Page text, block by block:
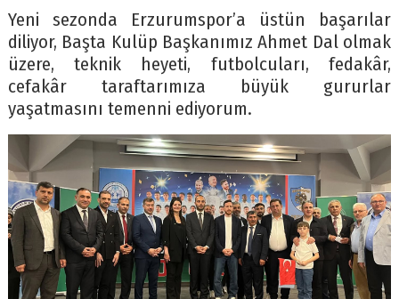
Yeni sezonda Erzurumspor’a üstün başarılar
diliyor, Başta Kulüp Başkanımız Ahmet Dal olmak
üzere, teknik heyeti, futbolcuları, fedakâr,
cefakâr taraftarımıza büyük gururlar
yaşatmasını temenni ediyorum.